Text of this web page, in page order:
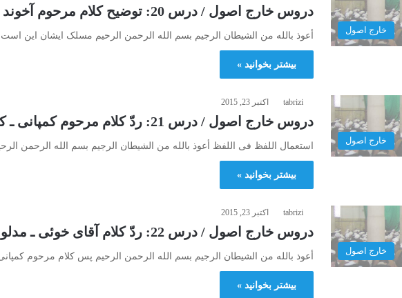
خارج اصول
دروس خارج اصول / درس 20: توضيح كلام مرحوم آخوند ـ كلام مرحوم كمپانى
أعوذ بالله من الشیطان الرجیم بسم الله الرحمن الرحیم مسلک ایشان این
بیشتر بخوانید »
خارج اصول
tabrizi اکتبر 23, 2015
دروس خارج اصول / درس 21: ردّ كلام مرحوم كمپانى ـ كلام آقاى خوئى در خبر
استعمال اللفظ فی اللفظ أعوذ بالله من الشیطان الرجیم بسم الله الرحمن
بیشتر بخوانید »
خارج اصول
tabrizi اکتبر 23, 2015
دروس خارج اصول / درس 22: ردّ كلام آقاى خوئى ـ مدلول جمله خبريه عند الاستاد
أعوذ بالله من الشیطان الرجیم بسم الله الرحمن الرحیم پس کلام مرحوم
بیشتر بخوانید »